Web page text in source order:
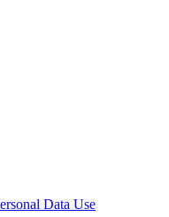
Data Use